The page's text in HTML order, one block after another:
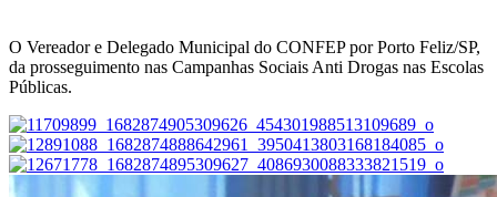
Municipal
por
e
Vereador
Marquinhos
O Vereador e Delegado Municipal do CONFEP por Porto Feliz/SP,
da prosseguimento nas Campanhas Sociais Anti Drogas nas Escolas
Públicas.